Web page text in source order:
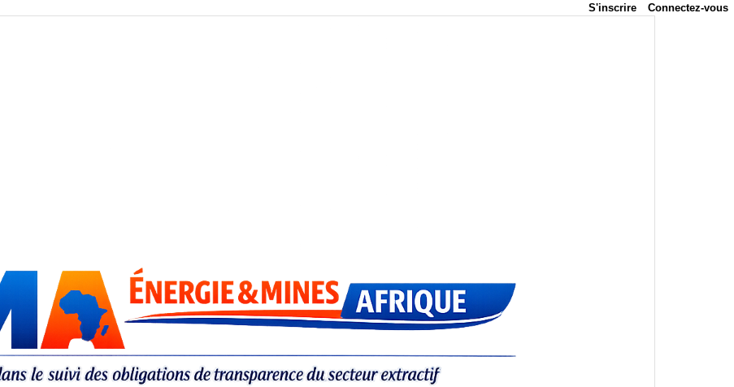
Connectez-vous
S'inscrire